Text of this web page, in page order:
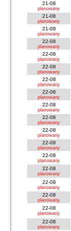
21-08
planowany
21-08
planowany
21-08
planowany
22-08
planowany
22-08
planowany
22-08
planowany
22-08
planowany
22-08
planowany
22-08
planowany
22-08
planowany
22-08
planowany
22-08
planowany
22-08
planowany
22-08
planowany
22-08
planowany
22-08
planowany
22-08
planowany
22-08
planowany